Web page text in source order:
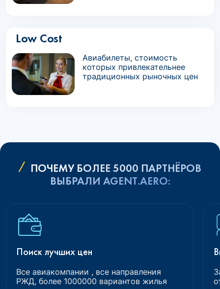
Low Cost
Авиабилеты, стоимость
которых привлекательнее
традиционных рыночных цен
ПОЧЕМУ БОЛЕЕ 5000 ПАРТНЁРОВ
ВЫБРАЛИ AGENT.AERO:
Поиск лучших цен
Все авиакомпании , все направления
РЖД, более 1000000 вариантов жилья